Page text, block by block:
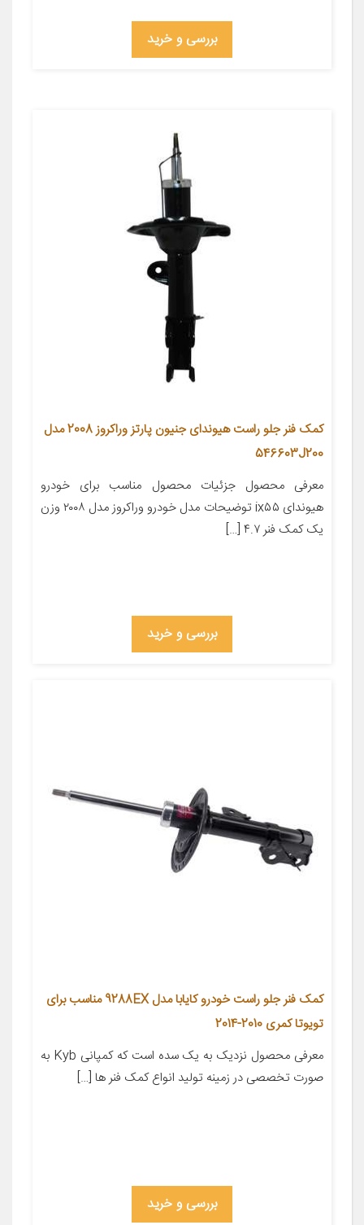
بررسی و خرید
کمک فنر جلو راست هیوندای جنیون پارتز وراکروز 2008 مدل
546603J200
معرفی محصول جزئیات محصول مناسب برای خودرو
هیوندای ix۵۵ توضیحات مدل خودرو وراکروز مدل ۲۰۰۸ وزن
یک کمک فنر ۴.۷ […]
بررسی و خرید
کمک فنر جلو راست خودرو کایابا مدل 9288EX مناسب برای
تویوتا کمری 2010-2014
معرفی محصول نزدیک به یک سده است که کمپانی Kyb به
صورت تخصصی در زمینه تولید انواع کمک فنر ها […]
بررسی و خرید